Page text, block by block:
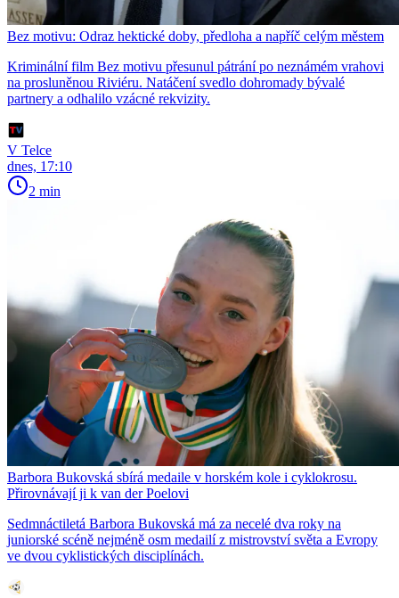
Bez motivu: Odraz hektické doby, předloha a napříč celým městem
Kriminální film Bez motivu přesunul pátrání po neznámém vrahovi
na prosluněnou Riviéru. Natáčení svedlo dohromady bývalé
partnery a odhalilo vzácné rekvizity.
V Telce
dnes, 17:10
2 min
Barbora Bukovská sbírá medaile v horském kole i cyklokrosu.
Přirovnávají ji k van der Poelovi
Sedmnáctiletá Barbora Bukovská má za necelé dva roky na
juniorské scéně nejméně osm medailí z mistrovství světa a Evropy
ve dvou cyklistických disciplínách.